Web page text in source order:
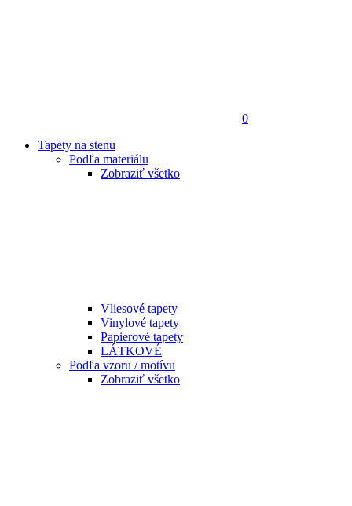
0
Tapety na stenu
Podľa materiálu
Zobraziť všetko
Vliesové tapety
Vinylové tapety
Papierové tapety
LÁTKOVÉ
Podľa vzoru / motívu
Zobraziť všetko